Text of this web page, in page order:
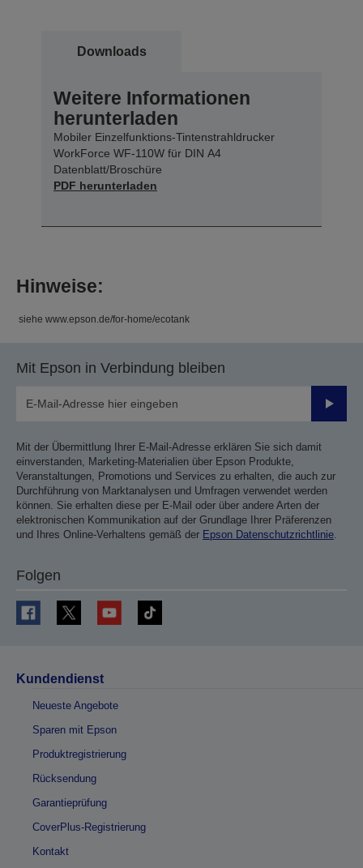
Downloads
Weitere Informationen
herunterladen
Mobiler Einzelfunktions-Tintenstrahldrucker
WorkForce WF-110W für DIN A4
Datenblatt/Broschüre
PDF herunterladen
Hinweise:
siehe www.epson.de/for-home/ecotank
Mit Epson in Verbindung bleiben
Mit der Übermittlung Ihrer E-Mail-Adresse erklären Sie sich damit
einverstanden, Marketing-Materialien über Epson Produkte,
Veranstaltungen, Promotions und Services zu erhalten, die auch zur
Durchführung von Marktanalysen und Umfragen verwendet werden
können. Sie erhalten diese per E-Mail oder über andere Arten der
elektronischen Kommunikation auf der Grundlage Ihrer Präferenzen
und Ihres Online-Verhaltens gemäß der Epson Datenschutzrichtlinie
Folgen
Kundendienst
Neueste Angebote
Sparen mit Epson
Produktregistrierung
Rücksendung
Garantieprüfung
CoverPlus-Registrierung
Kontakt